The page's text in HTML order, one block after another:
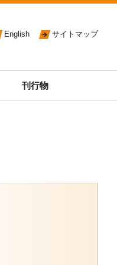
English サイトマップ
刊行物